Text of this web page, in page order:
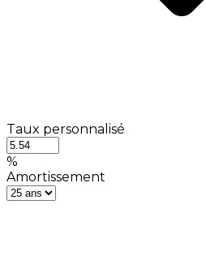
Taux personnalisé
%
Amortissement